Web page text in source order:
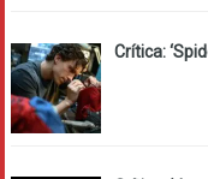
Crítica: